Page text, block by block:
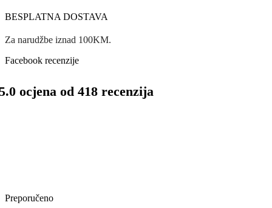
BESPLATNA DOSTAVA
Za narudžbe iznad 100KM.
Facebook recenzije
ocjena od 418 recenzija
Preporučeno